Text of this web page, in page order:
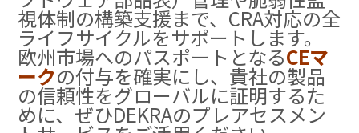
視体制の構築支援まで、CRA対応の全
ライフサイクルをサポートします。
欧州市場へのパスポートとなるCEマ
ークの付与を確実にし、貴社の製品
の信頼性をグローバルに証明するた
めに、ぜひDEKRAのプレアセスメン